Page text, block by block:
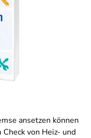
ansetzen können
von Heiz- und